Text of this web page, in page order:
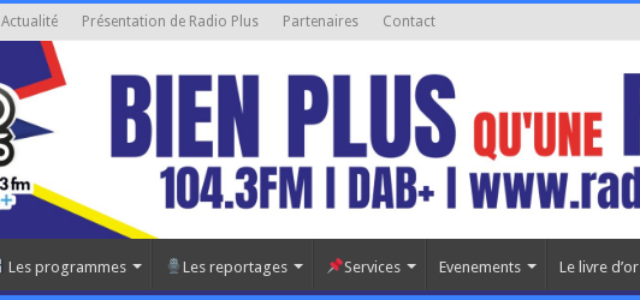
Actualité Présentation de Radio Plus Partenaires Contact
Les programmes Les reportages Services Evenements Le livre d’or